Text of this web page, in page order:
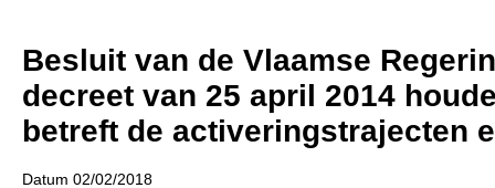
Besluit van de Vlaamse
decreet van 25 april 2014
betreft de activeringstrajecten
Datum 02/02/2018